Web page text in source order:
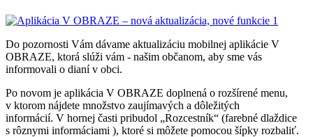
Do pozornosti Vám dávame aktualizáciu mobilnej aplikácie V
OBRAZE, ktorá slúži vám - našim občanom, aby sme vás
informovali o dianí v obci.
Po novom je aplikácia V OBRAZE doplnená o rozšírené menu,
v ktorom nájdete množstvo zaujímavých a dôležitých
informácií. V hornej časti pribudol „Rozcestník“ (farebné dlaždice
s rôznymi informáciami ), ktoré si môžete pomocou šípky rozbaliť.